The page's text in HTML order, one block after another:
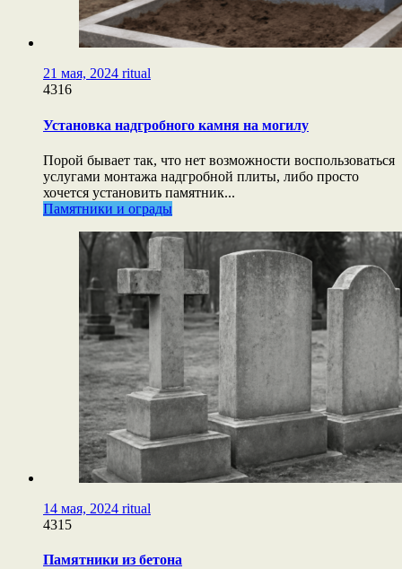
21 мая, 2024 ritual
4316
Установка надгробного камня на могилу
Порой бывает так, что нет возможности воспользоваться
услугами монтажа надгробной плиты, либо просто
хочется установить памятник...
Памятники и ограды
14 мая, 2024 ritual
4315
Памятники из бетона